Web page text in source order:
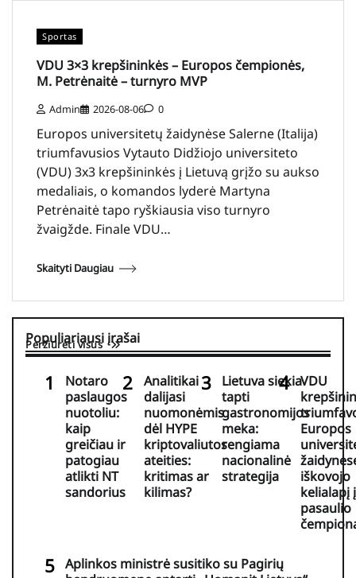
Sportas
VDU 3×3 krepšininkės – Europos čempionės,
M. Petrėnaitė – turnyro MVP
Admin 2026-08-06 0
Europos universitetų žaidynėse Salerne (Italija)
triumfavusios Vytauto Didžiojo universiteto
(VDU) 3x3 krepšininkės į Lietuvą grįžo su aukso
medaliais, o komandos lyderė Martyna
Petrėnaitė tapo ryškiausia viso turnyro
žvaigžde. Finale VDU…
Skaityti Daugiau
Populiariausi įrašai
Peržiūrėti visus
Notaro
paslaugos
nuotoliu:
kaip
greičiau ir
patogiau
atlikti NT
sandorius
Analitikai
dalijasi
nuomonėmis
dėl HYPE
kriptovaliutos
ateities:
kritimas ar
kilimas?
Lietuva siekia
tapti
gastronomijos
meka:
rengiama
nacionalinė
strategija
VDU
Europos
iškovojo
kelialapį į
pasaulio
Aplinkos ministrė susitiko su Pagirių